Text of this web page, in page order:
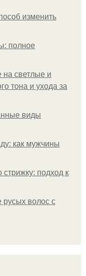
изменить
полное
светлые и
тона и ухода за
виды
как мужчины
подход к
волос с